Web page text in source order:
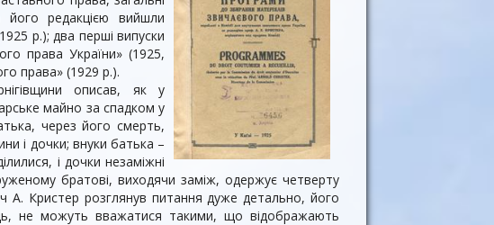
редакцією вийшли
р.); два перші випуски
права України» (1925,
права» (1929 р.).
описав, як у
майно за спадком у
через його смерть,
і дочки; внуки батька –
і дочки незаміжні
братові, виходячи заміж, одержує четверту
А. Кристер розглянув питання дуже детально, його
не можуть вважатися такими, що відображають